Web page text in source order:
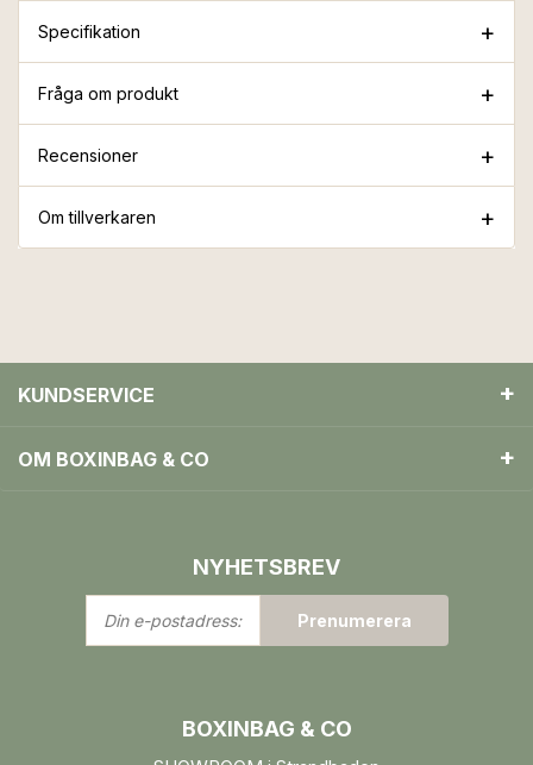
Specifikation
Fråga om produkt
Recensioner
Om tillverkaren
KUNDSERVICE
OM BOXINBAG & CO
NYHETSBREV
Din
e-
Prenumerera
BOXINBAG & CO